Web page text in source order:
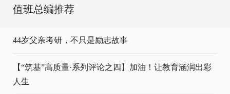
值班总编推荐
44岁父亲考研，不只是励志故事
【“筑基”高质量·系列评论之四】加油！让教育涵润出彩
人生